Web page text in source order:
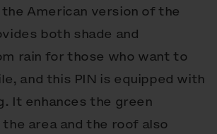
the American version of the
both shade and
rain for those who want to
and this PIN is equipped with
It enhances the green
area and the roof also